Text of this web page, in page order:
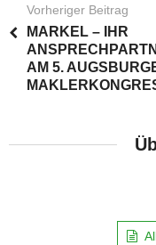
Vorheriger Beitrag
MARKEL – IHR
AM 5.